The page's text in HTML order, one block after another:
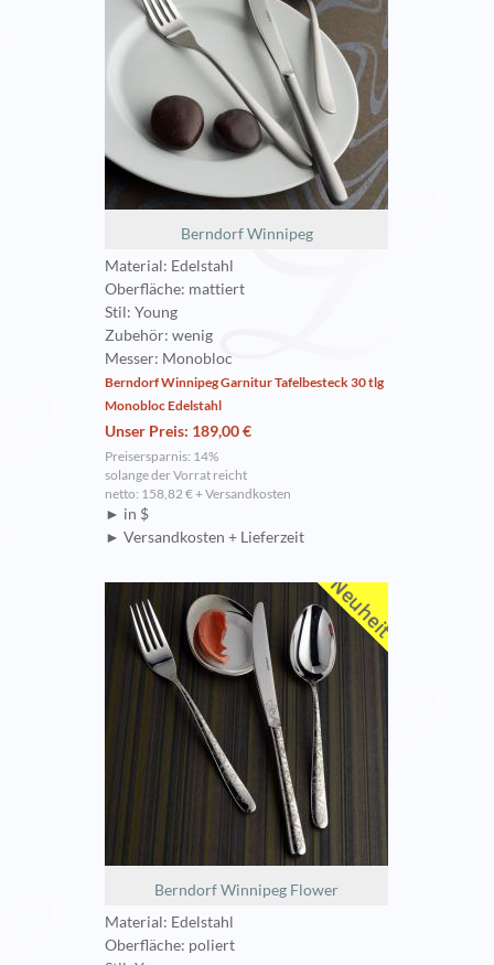
Berndorf Winnipeg
Material: Edelstahl
Oberfläche: mattiert
Stil: Young
Zubehör: wenig
Messer: Monobloc
Berndorf Winnipeg Garnitur Tafelbesteck 30 tlg
Monobloc Edelstahl
Unser Preis: 189,00 €
Preisersparnis: 14%
solange der Vorrat reicht
netto: 158,82 € + Versandkosten
► in $
► Versandkosten + Lieferzeit
Berndorf Winnipeg Flower
Material: Edelstahl
Oberfläche: poliert